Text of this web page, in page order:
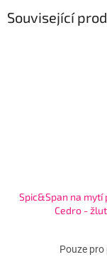
Související
Spic&Span na mytí
Cedro -
Pouze pro